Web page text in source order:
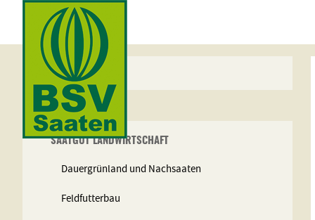
STARTSEITE
UNSERE PRODUKTE
SAATGUT LANDWIRTSCHAFT
Dauergrünland und Nachsaaten
Feldfutterbau